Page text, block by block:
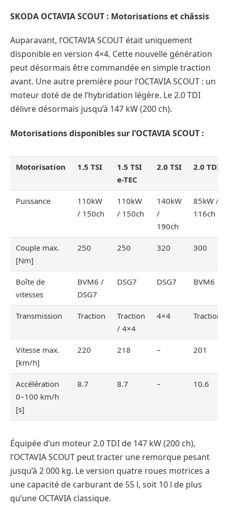
SKODA OCTAVIA SCOUT : Motorisations et châssis
Auparavant, l’OCTAVIA SCOUT était uniquement
disponible en version 4×4. Cette nouvelle génération
peut désormais être commandée en simple traction
avant. Une autre première pour l’OCTAVIA SCOUT : un
moteur doté de de l’hybridation légère. Le 2.0 TDI
délivre désormais jusqu’à 147 kW (200 ch).
Motorisations disponibles sur l’OCTAVIA SCOUT :
Motorisation 1.5 TSI
1.5 TSI
e-TEC
2.0 TSI 2.0 TDI
Puissance
110kW
/ 150ch
110kW
/ 150ch
140kW
/
190ch
85kW /
116ch
Couple max.
[Nm]
250 250 320 300
Boîte de
vitesses
BVM6 /
DSG7
DSG7 DSG7 BVM6
Transmission Traction
Traction
/ 4×4
4×4 Traction
Vitesse max.
[km/h]
220 218 – 201
Accélération
0–100 km/h
[s]
8.7 8.7 – 10.6
Équipée d’un moteur 2.0 TDI de 147 kW (200 ch),
l’OCTAVIA SCOUT peut tracter une remorque pesant
jusqu’à 2 000 kg. Le version quatre roues motrices a
une capacité de carburant de 55 l, soit 10 l de plus
qu’une OCTAVIA classique.